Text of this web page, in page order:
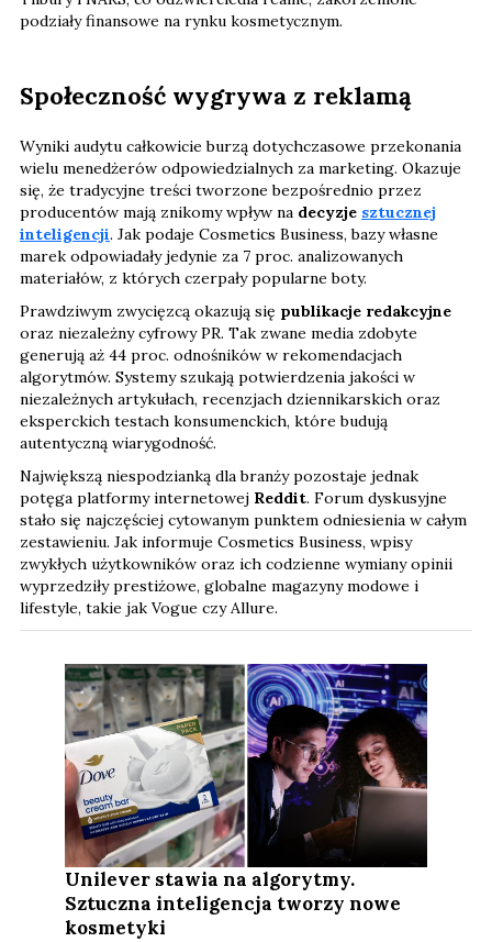
podziały finansowe na rynku kosmetycznym.
Społeczność wygrywa z reklamą
Wyniki audytu całkowicie burzą dotychczasowe przekonania
wielu menedżerów odpowiedzialnych za marketing. Okazuje
się, że tradycyjne treści tworzone bezpośrednio przez
producentów mają znikomy wpływ na decyzje sztucznej
inteligencji. Jak podaje Cosmetics Business, bazy własne
marek odpowiadały jedynie za 7 proc. analizowanych
materiałów, z których czerpały popularne boty.
Prawdziwym zwycięzcą okazują się publikacje redakcyjne
oraz niezależny cyfrowy PR. Tak zwane media zdobyte
generują aż 44 proc. odnośników w rekomendacjach
algorytmów. Systemy szukają potwierdzenia jakości w
niezależnych artykułach, recenzjach dziennikarskich oraz
eksperckich testach konsumenckich, które budują
autentyczną wiarygodność.
Największą niespodzianką dla branży pozostaje jednak
potęga platformy internetowej Reddit. Forum dyskusyjne
stało się najczęściej cytowanym punktem odniesienia w całym
zestawieniu. Jak informuje Cosmetics Business, wpisy
zwykłych użytkowników oraz ich codzienne wymiany opinii
wyprzedziły prestiżowe, globalne magazyny modowe i
lifestyle, takie jak Vogue czy Allure.
Unilever stawia na algorytmy.
Sztuczna inteligencja tworzy nowe
kosmetyki